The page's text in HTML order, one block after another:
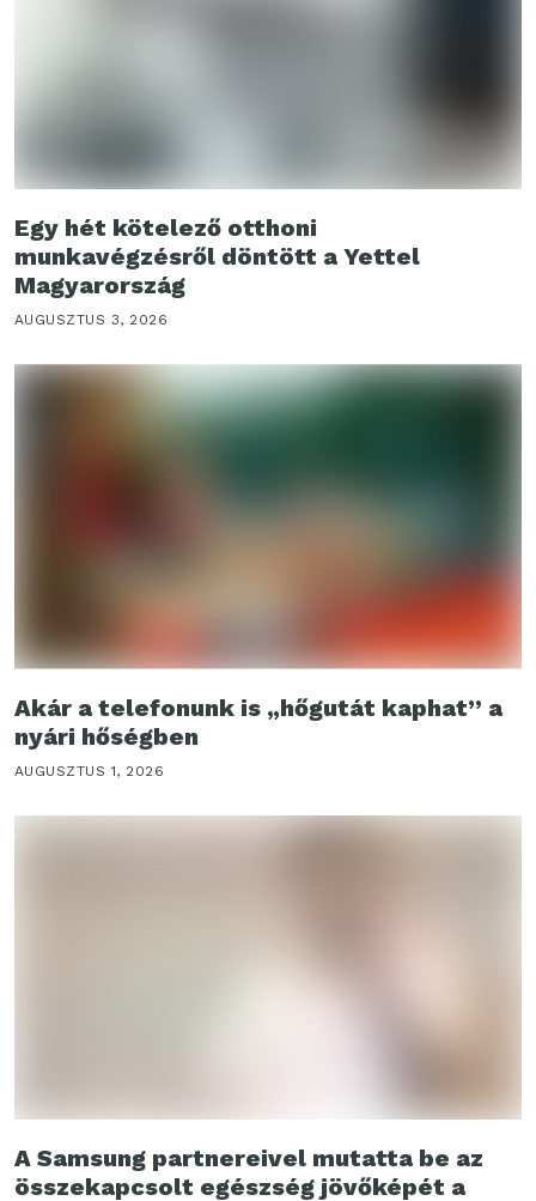
Egy hét kötelező otthoni
munkavégzésről döntött a Yettel
Magyarország
AUGUSZTUS 3, 2026
Akár a telefonunk is „hőgutát kaphat” a
nyári hőségben
AUGUSZTUS 1, 2026
A Samsung partnereivel mutatta be az
összekapcsolt egészség jövőképét a